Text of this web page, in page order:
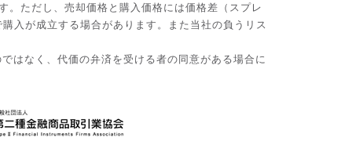
ただし、売却価格と購入価格には価格差（スプレ
入が成立する場合があります。また当社の負うリス
はなく、代価の弁済を受ける者の同意がある場合に